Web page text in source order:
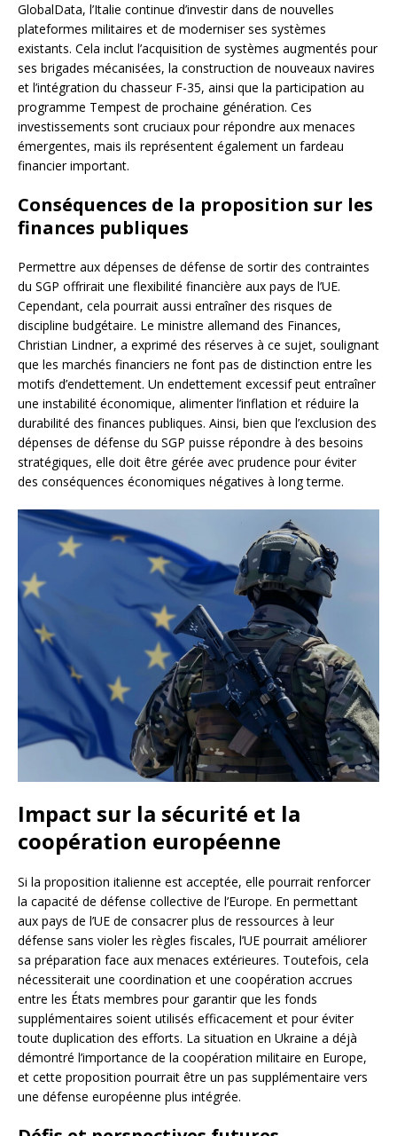
GlobalData, l’Italie continue d’investir dans de nouvelles
plateformes militaires et de moderniser ses systèmes
existants. Cela inclut l’acquisition de systèmes augmentés pour
ses brigades mécanisées, la construction de nouveaux navires
et l’intégration du chasseur F-35, ainsi que la participation au
programme Tempest de prochaine génération. Ces
investissements sont cruciaux pour répondre aux menaces
émergentes, mais ils représentent également un fardeau
financier important.
Conséquences de la proposition sur les
finances publiques
Permettre aux dépenses de défense de sortir des contraintes
du SGP offrirait une flexibilité financière aux pays de l’UE.
Cependant, cela pourrait aussi entraîner des risques de
discipline budgétaire. Le ministre allemand des Finances,
Christian Lindner, a exprimé des réserves à ce sujet, soulignant
que les marchés financiers ne font pas de distinction entre les
motifs d’endettement. Un endettement excessif peut entraîner
une instabilité économique, alimenter l’inflation et réduire la
durabilité des finances publiques. Ainsi, bien que l’exclusion des
dépenses de défense du SGP puisse répondre à des besoins
stratégiques, elle doit être gérée avec prudence pour éviter
des conséquences économiques négatives à long terme.
Impact sur la sécurité et la
coopération européenne
Si la proposition italienne est acceptée, elle pourrait renforcer
la capacité de défense collective de l’Europe. En permettant
aux pays de l’UE de consacrer plus de ressources à leur
défense sans violer les règles fiscales, l’UE pourrait améliorer
sa préparation face aux menaces extérieures. Toutefois, cela
nécessiterait une coordination et une coopération accrues
entre les États membres pour garantir que les fonds
supplémentaires soient utilisés efficacement et pour éviter
toute duplication des efforts. La situation en Ukraine a déjà
démontré l’importance de la coopération militaire en Europe,
et cette proposition pourrait être un pas supplémentaire vers
une défense européenne plus intégrée.